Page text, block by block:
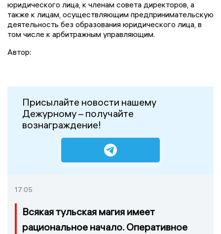
юридического лица, к членам совета директоров, а
также к лицам, осуществляющим предпринимательскую
деятельность без образования юридического лица, в
том числе к арбитражным управляющим.
Автор:
Присылайте новости нашему
Дежурному – получайте
вознаграждение!
17:05
Всякая тульская магия имеет
рациональное начало. Оперативное